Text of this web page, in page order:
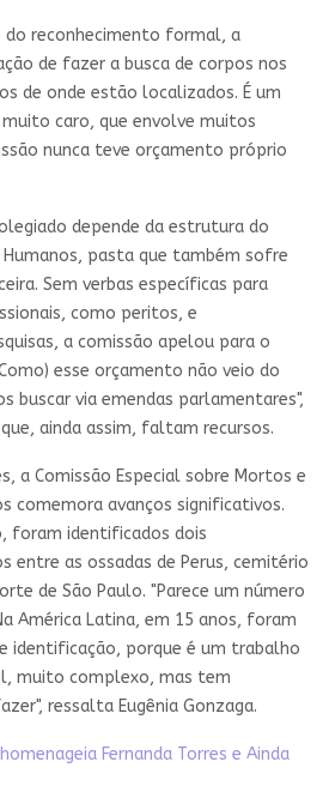
do reconhecimento formal, a
de fazer a busca de corpos nos
de onde estão localizados. É um
caro, que envolve muitos
nunca teve orçamento próprio
depende da estrutura do
pasta que também sofre
Sem verbas específicas para
como peritos, e
a comissão apelou para o
esse orçamento não veio do
buscar via emendas parlamentares",
ainda assim, faltam recursos.
a Comissão Especial sobre Mortos e
comemora avanços significativos.
foram identificados dois
entre as ossadas de Perus, cemitério
de São Paulo. "Parece um número
América Latina, em 15 anos, foram
identificação, porque é um trabalho
muito complexo, mas tem
ressalta Eugênia Gonzaga.
Fernanda Torres e Ainda